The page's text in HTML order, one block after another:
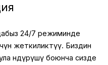
24/7 режиминде
жеткиликтүү. Биздин
өндүрүшү боюнча сизде